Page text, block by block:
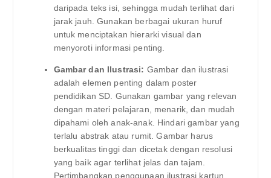
daripada teks isi, sehingga mudah terlihat dari
jarak jauh. Gunakan berbagai ukuran huruf
untuk menciptakan hierarki visual dan
menyoroti informasi penting.
Gambar dan Ilustrasi: Gambar dan ilustrasi
adalah elemen penting dalam poster
pendidikan SD. Gunakan gambar yang relevan
dengan materi pelajaran, menarik, dan mudah
dipahami oleh anak-anak. Hindari gambar yang
terlalu abstrak atau rumit. Gambar harus
berkualitas tinggi dan dicetak dengan resolusi
yang baik agar terlihat jelas dan tajam.
Pertimbangkan penggunaan ilustrasi kartun